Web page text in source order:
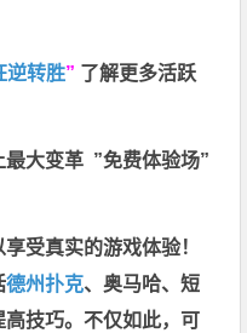
逆转胜” 了解更多活跃
最大变革 ”免费体验场”
受真实的游戏体验！
德州扑克、奥马哈、短
技巧。不仅如此， 可